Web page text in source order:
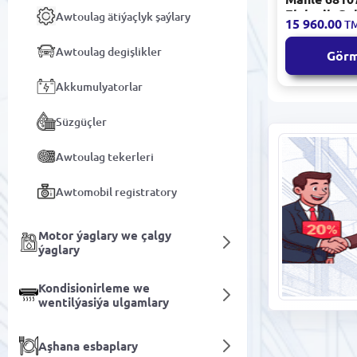
Awtoulag ätiýaçlyk şaýlary
Awtoulag degişlikler
Akkumulyatorlar
Süzgüçler
Аwtoulag tekerleri
Awtomobil registratory
Motor ýaglary we çalgy
ýaglary
Kondisionirleme we
wentilýasiýa ulgamlary
Aşhana esbaplary
Elektrik
Motory 48
Cushman
15 960.00